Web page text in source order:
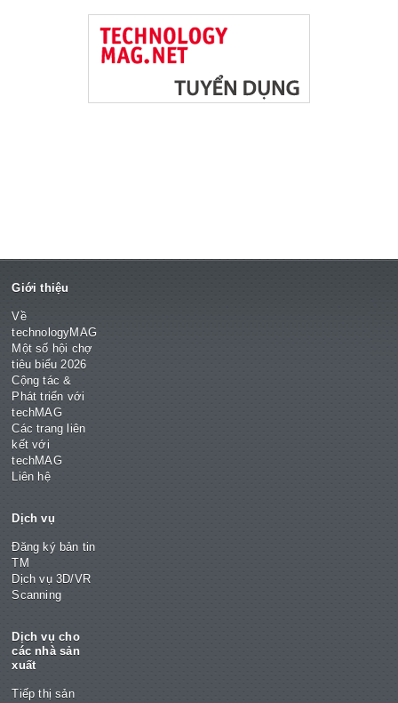
Giới thiệu
Về
technologyMAG
Một số hội chợ
tiêu biểu 2026
Cộng tác &
Phát triển với
techMAG
Các trang liên
kết với
techMAG
Liên hệ
Dịch vụ
Đăng ký bản tin
TM
Dịch vụ 3D/VR
Scanning
Dịch vụ cho
các nhà sản
xuất
Tiếp thị sản